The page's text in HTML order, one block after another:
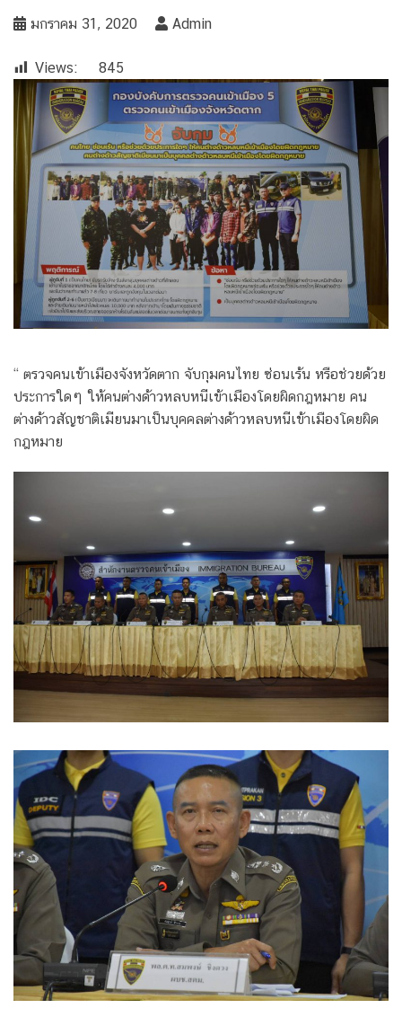
มกราคม 31, 2020 Admin
Views: 845
“ ตรวจคนเข้าเมืองจังหวัดตาก จับกุมคนไทย ซ่อนเร้น หรือช่วยด้วย
ประการใดๆ ให้คนต่างด้าวหลบหนีเข้าเมืองโดยผิดกฎหมาย คน
ต่างด้าวสัญชาติเมียนมาเป็นบุคคลต่างด้าวหลบหนีเข้าเมืองโดยผิด
กฎหมาย